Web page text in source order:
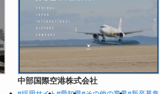
中部国際空港株式会社